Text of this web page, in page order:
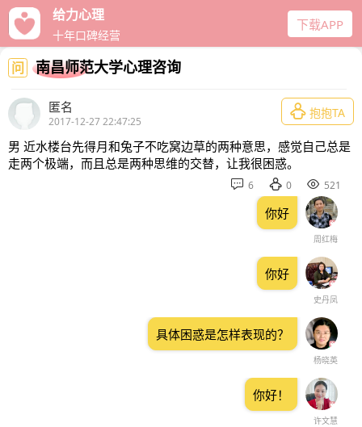
给力心理
十年口碑经营
下载APP
问 南昌师范大学心理咨询
匿名
2017-12-27 22:47:25
 抱抱TA
男 近水楼台先得月和兔子不吃窝边草的两种意思，感觉自己总是
走两个极端，而且总是两种思维的交替，让我很困惑。
 6  0  521
周红梅
你好
史丹凤
你好
杨晓英
具体困惑是怎样表现的？
许文慧
你好！